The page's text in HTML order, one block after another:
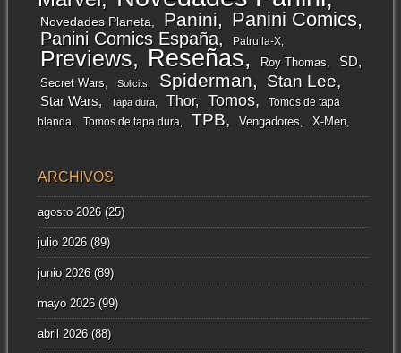
Novedades Planeta Panini Panini Comics
Panini Comics España Patrulla-X
Previews Reseñas Roy Thomas SD
Secret Wars Solicits Spiderman Stan Lee
Star Wars Tapa dura Thor Tomos
Tomos de tapa
blanda
Tomos de tapa dura TPB Vengadores X-Men
ARCHIVOS
agosto 2026(25)
julio 2026(89)
junio 2026(89)
mayo 2026(99)
abril 2026(88)